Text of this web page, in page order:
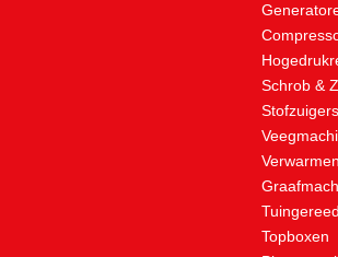
Schrob &
Stofzuigers
Topboxen